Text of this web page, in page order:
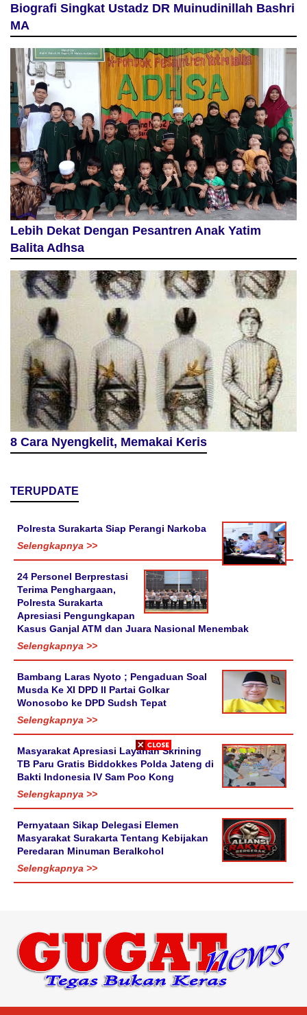
Biografi Singkat Ustadz DR Muinudinillah Bashri
MA
Lebih Dekat Dengan Pesantren Anak Yatim
Balita Adhsa
8 Cara Nyengkelit, Memakai Keris
TERUPDATE
Polresta Surakarta Siap Perangi Narkoba
Selengkapnya >>
24 Personel Berprestasi
Terima Penghargaan,
Polresta Surakarta
Apresiasi Pengungkapan
Kasus Ganjal ATM dan Juara Nasional Menembak
Selengkapnya >>
Bambang Laras Nyoto ; Pengaduan Soal
Musda Ke XI DPD II Partai Golkar
Wonosobo ke DPD Sudsh Tepat
Selengkapnya >>
Masyarakat Apresiasi Layanan Skrining
TB Paru Gratis Biddokkes Polda Jateng di
Bakti Indonesia IV Sam Poo Kong
Selengkapnya >>
Pernyataan Sikap Delegasi Elemen
Masyarakat Surakarta Tentang Kebijakan
Peredaran Minuman Beralkohol
Selengkapnya >>